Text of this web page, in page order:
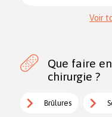
Voir
Que faire
chirurgie ?
Brûlures